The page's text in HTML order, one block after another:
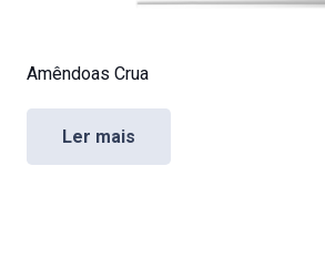
Amêndoas Crua
Ler mais